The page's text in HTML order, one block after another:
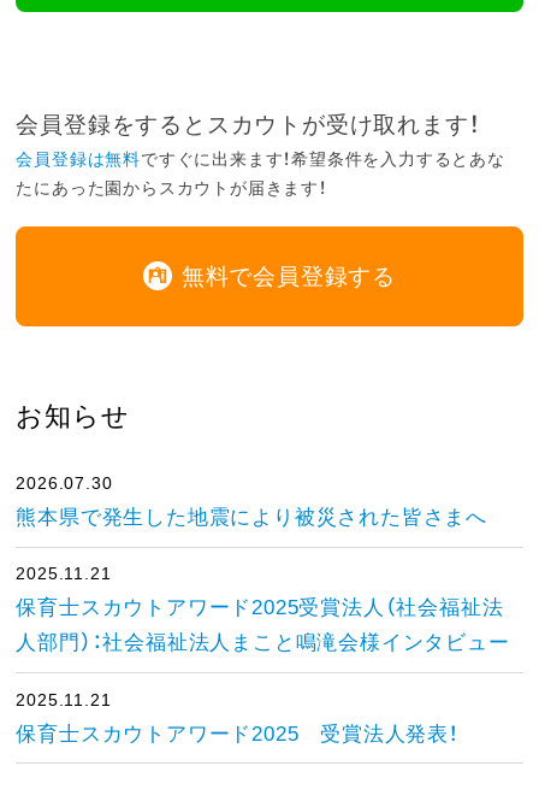
会員登録をするとスカウトが受け取れます！
会員登録は無料ですぐに出来ます！希望条件を入力するとあな
たにあった園からスカウトが届きます！
無料で会員登録する
お知らせ
2026.07.30
熊本県で発生した地震により被災された皆さまへ
2025.11.21
保育士スカウトアワード2025受賞法人（社会福祉法
人部門）：社会福祉法人まこと鳴滝会様インタビュー
2025.11.21
保育士スカウトアワード2025 受賞法人発表！